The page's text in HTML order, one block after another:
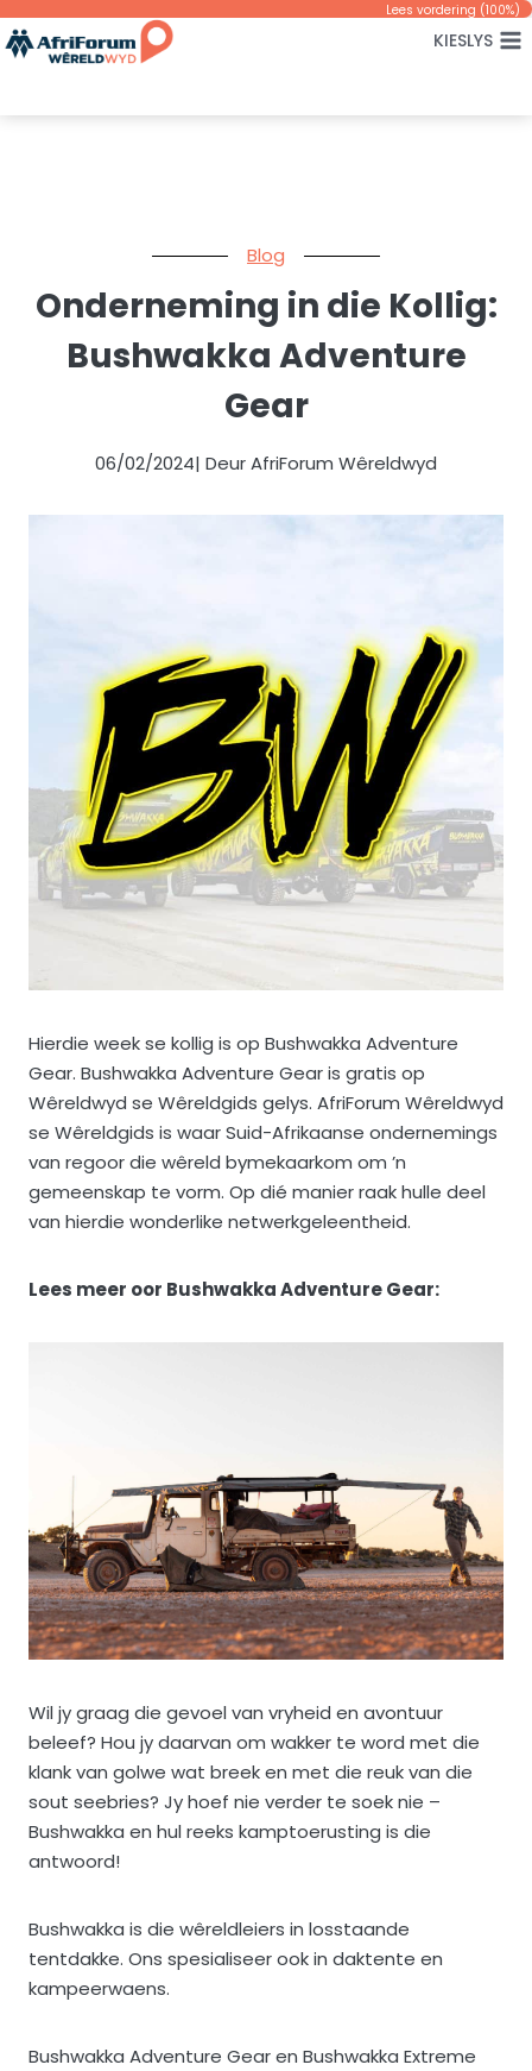
Skip
to
Lees vordering (100%)
KIESLYS
Blog
Onderneming in die Kollig:
Bushwakka Adventure
Gear
06/02/2024| Deur AfriForum Wêreldwyd
Hierdie week se kollig is op Bushwakka Adventure
Gear. Bushwakka Adventure Gear is gratis op
Wêreldwyd se Wêreldgids gelys. AfriForum Wêreldwyd
se Wêreldgids is waar Suid-Afrikaanse ondernemings
van regoor die wêreld bymekaarkom om ’n
gemeenskap te vorm. Op dié manier raak hulle deel
van hierdie wonderlike netwerkgeleentheid.
Lees meer oor Bushwakka Adventure Gear:
Wil jy graag die gevoel van vryheid en avontuur
beleef? Hou jy daarvan om wakker te word met die
klank van golwe wat breek en met die reuk van die
sout seebries? Jy hoef nie verder te soek nie –
Bushwakka en hul reeks kamptoerusting is die
antwoord!
Bushwakka is die wêreldleiers in losstaande
tentdakke. Ons spesialiseer ook in daktente en
kampeerwaens.
Bushwakka Adventure Gear en Bushwakka Extreme